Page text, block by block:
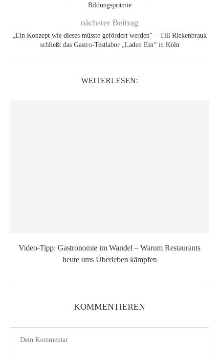
Bildungsprämie
nächster Beitrag
„Ein Konzept wie dieses müsste gefördert werden“ – Till Riekenbrauk
schließt das Gastro-Testlabor „Laden Ein“ in Köln
WEITERLESEN:
Video-Tipp: Gastronomie im Wandel – Warum Restaurants
heute ums Überleben kämpfen
KOMMENTIEREN